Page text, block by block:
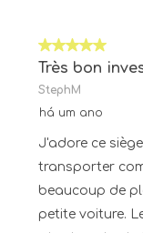
5 em 5 estrelas.
Très bon
StephM
há um ano
J'adore ce
transporter
beaucoup de
petite voiture.